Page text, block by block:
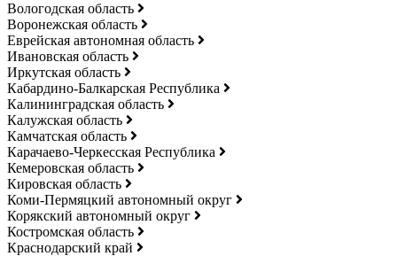
Вологодская область
Воронежская область
Еврейская автономная область
Ивановская область
Иркутская область
Кабардино-Балкарская Республика
Калининградская область
Калужская область
Камчатская область
Карачаево-Черкесская Республика
Кемеровская область
Кировская область
Коми-Пермяцкий автономный округ
Корякский автономный округ
Костромская область
Краснодарский край